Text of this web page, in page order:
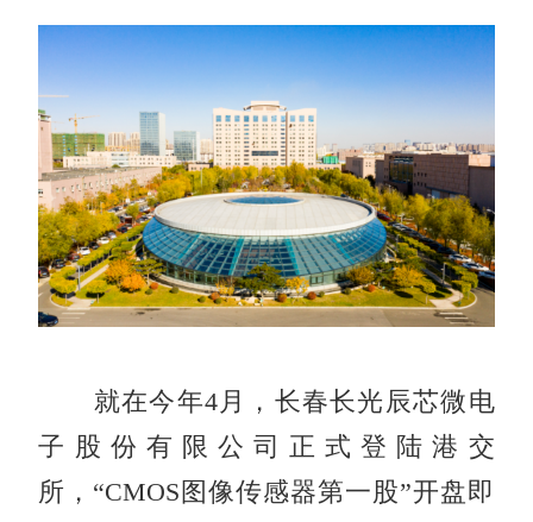
就在今年4月，长春长光辰芯微电
子股份有限公司正式登陆港交
所，“CMOS图像传感器第一股”开盘即